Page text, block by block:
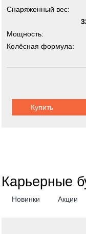
Снаряженный вес:
Мощность:
Колёсная формула:
Купить
Карьерные
Новинки Акции